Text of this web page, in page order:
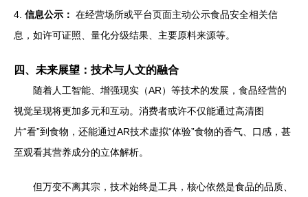
4. 信息公示： 在经营场所或平台页面主动公示食品安全相关信
息，如许可证照、量化分级结果、主要原料来源等。
四、未来展望：技术与人文的融合
随着人工智能、增强现实（AR）等技术的发展，食品经营的
视觉呈现将更加多元和互动。消费者或许不仅能通过高清图
片“看”到食物，还能通过AR技术虚拟“体验”食物的香气、口感，甚
至观看其营养成分的立体解析。
但万变不离其宗，技术始终是工具，核心依然是食品的品质、